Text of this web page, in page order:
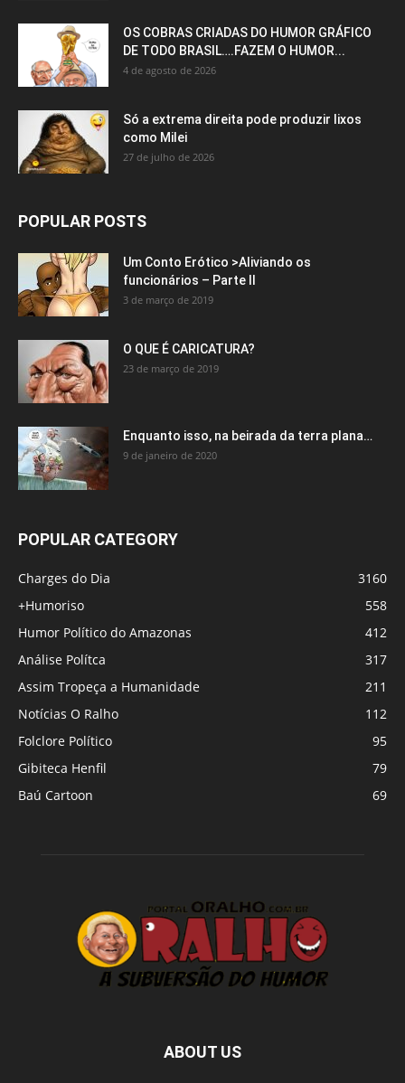
OS COBRAS CRIADAS DO HUMOR GRÁFICO
DE TODO BRASIL….FAZEM O HUMOR...
4 de agosto de 2026
Só a extrema direita pode produzir lixos
como Milei
27 de julho de 2026
POPULAR POSTS
Um Conto Erótico >Aliviando os
funcionários – Parte II
3 de março de 2019
O QUE É CARICATURA?
23 de março de 2019
Enquanto isso, na beirada da terra plana…
9 de janeiro de 2020
POPULAR CATEGORY
Charges do Dia
3160
+Humoriso
558
Humor Político do Amazonas
412
Análise Polítca
317
Assim Tropeça a Humanidade
211
Notícias O Ralho
112
Folclore Político
95
Gibiteca Henfil
79
Baú Cartoon
69
ABOUT US